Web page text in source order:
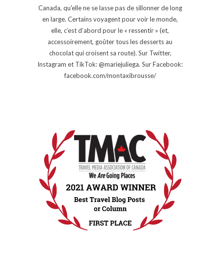
Canada, qu'elle ne se lasse pas de sillonner de long
en large. Certains voyagent pour voir le monde,
elle, c’est d’abord pour le « ressentir » (et,
accessoirement, goûter tous les desserts au
chocolat qui croisent sa route). Sur Twitter,
Instagram et TikTok: @mariejuliega. Sur Facebook:
facebook.com/montaxibrousse/